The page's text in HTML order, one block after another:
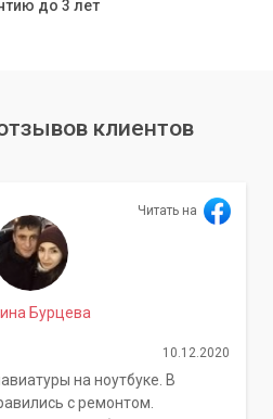
до 3 лет
клиентов
Читать на
Бурцева
10.12.2020
на ноутбуке. В
с ремонтом.